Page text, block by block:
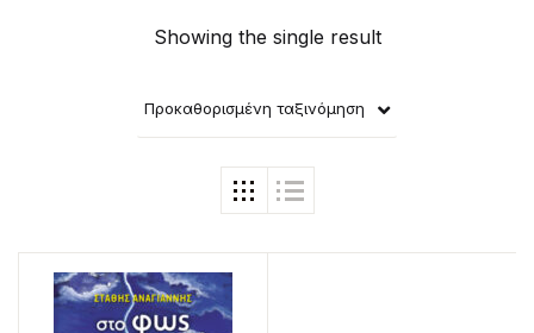
Showing the single result
Προκαθορισμένη ταξινόμηση